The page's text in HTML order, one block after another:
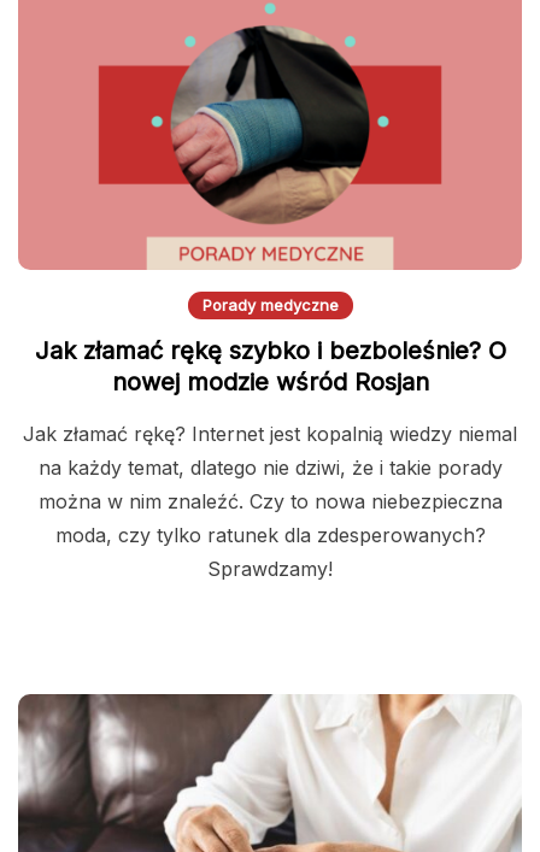
Porady medyczne
Jak złamać rękę szybko i bezboleśnie? O
nowej modzie wśród Rosjan
Jak złamać rękę? Internet jest kopalnią wiedzy niemal
na każdy temat, dlatego nie dziwi, że i takie porady
można w nim znaleźć. Czy to nowa niebezpieczna
moda, czy tylko ratunek dla zdesperowanych?
Sprawdzamy!